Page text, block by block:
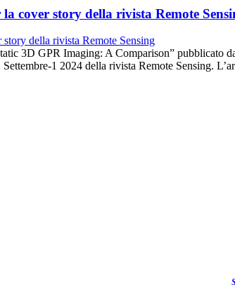
cover story della rivista Remote
3D GPR Imaging: A Comparison” pubblicato
1 2024 della rivista Remote Sensing.